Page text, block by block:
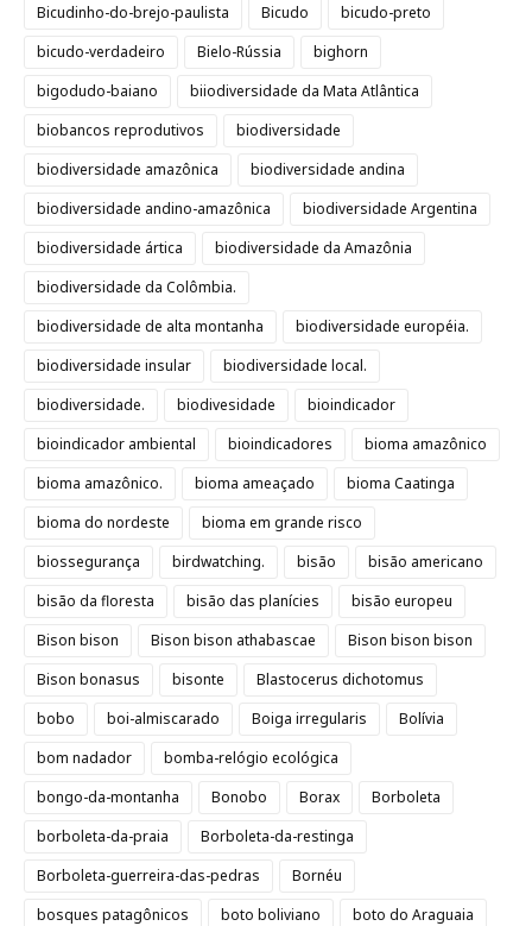
Bicudinho-do-brejo-paulista
Bicudo
bicudo-preto
bicudo-verdadeiro
Bielo-Rússia
bighorn
bigodudo-baiano
biiodiversidade da Mata Atlântica
biobancos reprodutivos
biodiversidade
biodiversidade amazônica
biodiversidade andina
biodiversidade andino-amazônica
biodiversidade Argentina
biodiversidade ártica
biodiversidade da Amazônia
biodiversidade da Colômbia.
biodiversidade de alta montanha
biodiversidade européia.
biodiversidade insular
biodiversidade local.
biodiversidade.
biodivesidade
bioindicador
bioindicador ambiental
bioindicadores
bioma amazônico
bioma amazônico.
bioma ameaçado
bioma Caatinga
bioma do nordeste
bioma em grande risco
biossegurança
birdwatching. bisão
bisão americano
bisão da floresta
bisão das planícies
bisão europeu
Bison bison
Bison bison athabascae
Bison bison bison
Bison bonasus
bisonte
Blastocerus dichotomus
bobo
boi-almiscarado Boiga irregularis
Bolívia
bom nadador
bomba-relógio ecológica
bongo-da-montanha
Bonobo Borax
Borboleta
borboleta-da-praia
Borboleta-da-restinga
Borboleta-guerreira-das-pedras
Bornéu
bosques patagônicos
boto boliviano
boto do Araguaia